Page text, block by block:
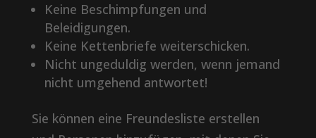
Keine Beschimpfungen und
Beleidigungen.
Keine Kettenbriefe weiterschicken.
Nicht ungeduldig werden, wenn jemand
nicht umgehend antwortet!
Sie können eine Freundesliste erstellen